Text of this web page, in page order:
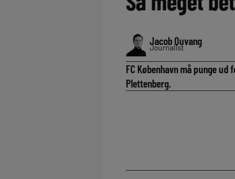
Jacob Quvang
Journalist
FC København må punge
Plettenberg.